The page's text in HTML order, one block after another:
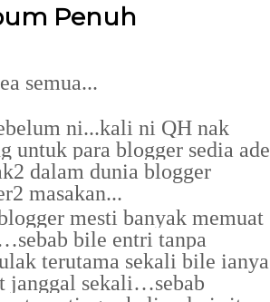
Penuh
semua...
ni...kali ni QH nak
untuk para blogger sedia ade
dalam dunia blogger
masakan...
mesti banyak memuat
bile entri tanpa
terutama sekali bile ianya
janggal sekali…sebab